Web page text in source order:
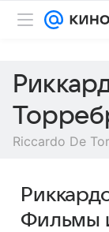
Riccardo De
Фильмы